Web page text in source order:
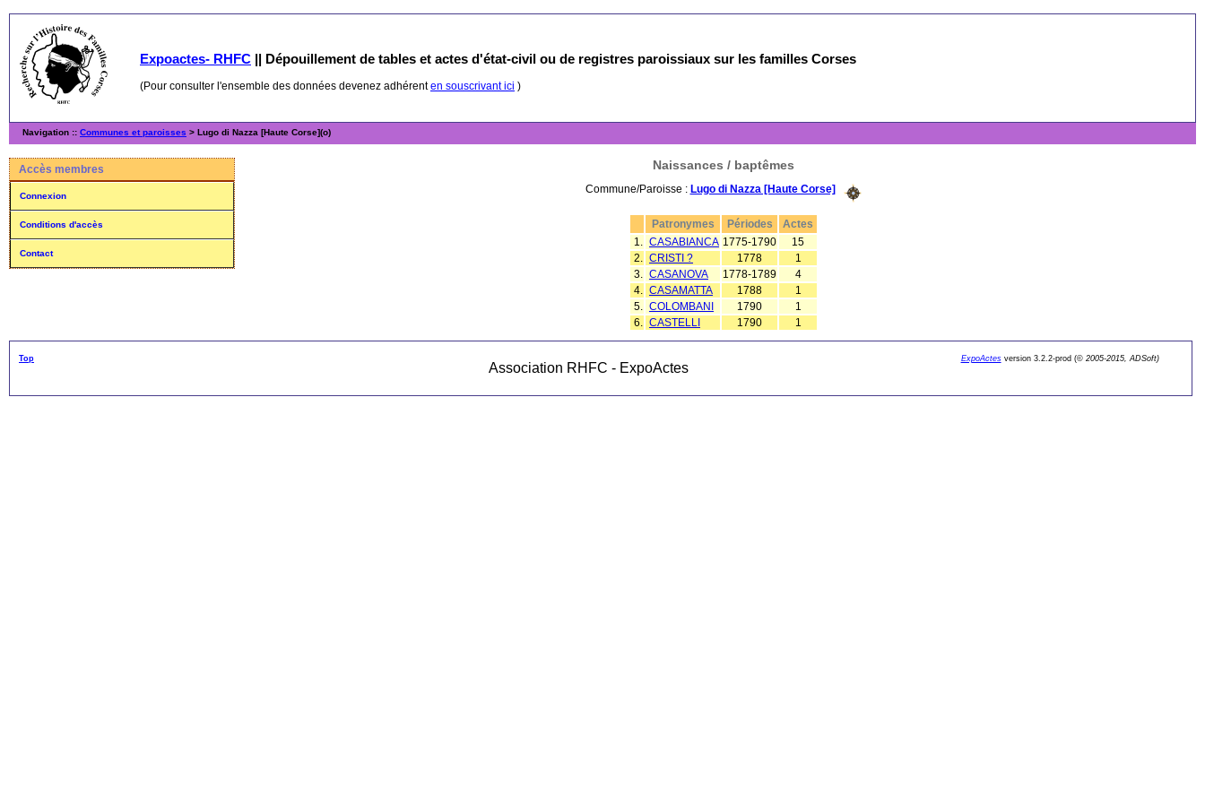
Expoactes- RHFC || Dépouillement de tables et actes d'état-civil ou de registres paroissiaux sur les familles Corses
(Pour consulter l'ensemble des données devenez adhérenten souscrivant ici )
Navigation :: Communes et paroisses > Lugo di Nazza [Haute Corse](o)
Accès membres
Connexion
Conditions d'accès
Contact
Naissances / baptêmes
Commune/Paroisse : Lugo di Nazza [Haute Corse]
Patronymes Périodes
Actes
1.
CASABIANCA 1775-1790
15
2.
CRISTI ? 1778
1
3.
CASANOVA 1778-1789
4
4.
CASAMATTA 1788
1
5.
COLOMBANI 1790
1
6.
CASTELLI 1790 1
Top
Association RHFC - ExpoActes
ExpoActesversion 3.2.2-prod (©2005-2015, ADSoft)